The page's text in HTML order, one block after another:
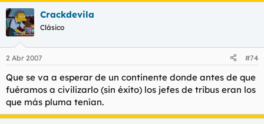
Crackdevila
Clásico
2 Abr 2007 #74
Que se va a esperar de un continente donde antes de que
fuéramos a civilizarlo (sin éxito) los jefes de tribus eran los
que más pluma tenían.